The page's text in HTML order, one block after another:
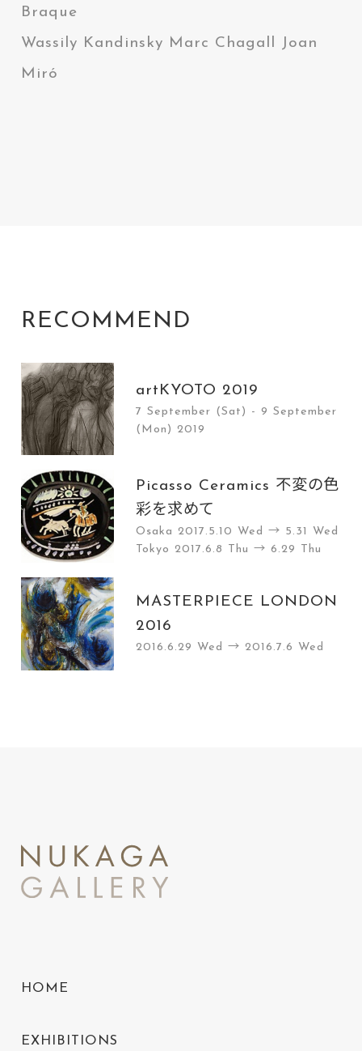
Braque
Wassily Kandinsky Marc Chagall Joan
Miró
RECOMMEND
artKYOTO 2019
7 September (Sat) - 9 September
(Mon) 2019
Picasso Ceramics 不変の色
彩を求めて
Osaka 2017.5.10 Wed → 5.31 Wed
Tokyo 2017.6.8 Thu → 6.29 Thu
MASTERPIECE LONDON
2016
2016.6.29 Wed → 2016.7.6 Wed
HOME
EXHIBITIONS